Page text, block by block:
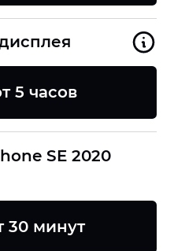
5 часов
SE 2020
30 минут